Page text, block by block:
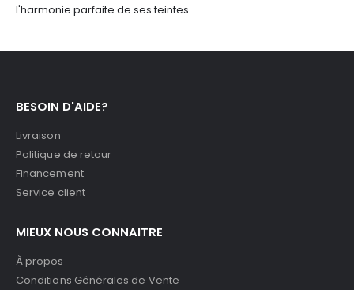
l'harmonie parfaite de ses teintes.
BESOIN D'AIDE?
Livraison
Politique de retour
Financement
Service client
MIEUX NOUS CONNAITRE
À propos
Conditions Générales de Vente